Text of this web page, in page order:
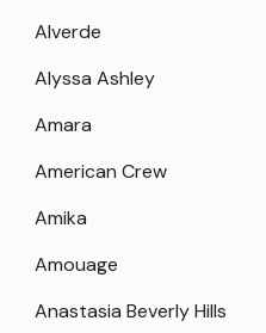
Alverde
Alyssa Ashley
Amara
American Crew
Amika
Amouage
Anastasia Beverly Hills